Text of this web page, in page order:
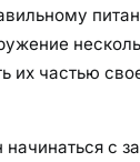
их частью
с